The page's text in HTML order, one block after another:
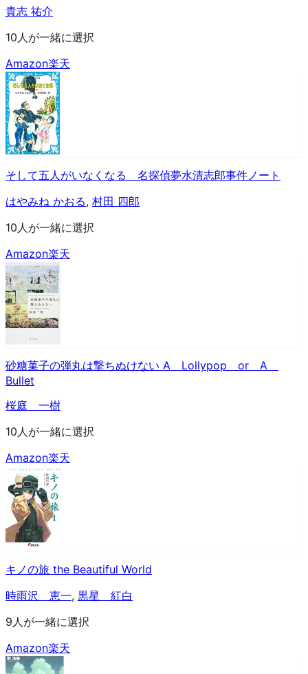
貴志 祐介
10人が一緒に選択
Amazon楽天
そして五人がいなくなる 名探偵夢水清志郎事件ノート
はやみね かおる, 村田 四郎
10人が一緒に選択
Amazon楽天
砂糖菓子の弾丸は撃ちぬけない A Lollypop or A
Bullet
桜庭 一樹
10人が一緒に選択
Amazon楽天
キノの旅 the Beautiful World
時雨沢 恵一, 黒星 紅白
9人が一緒に選択
Amazon楽天